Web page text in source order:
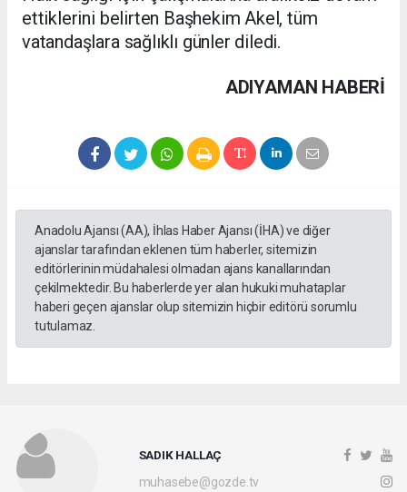
ettiklerini belirten Başhekim Akel, tüm
vatandaşlara sağlıklı günler diledi.
ADIYAMAN HABERİ
Anadolu Ajansı (AA), İhlas Haber Ajansı (İHA) ve diğer
ajanslar tarafından eklenen tüm haberler, sitemizin
editörlerinin müdahalesi olmadan ajans kanallarından
çekilmektedir. Bu haberlerde yer alan hukuki muhataplar
haberi geçen ajanslar olup sitemizin hiçbir editörü sorumlu
tutulamaz.
SADIK HALLAÇ
muhasebe@gozde.tv